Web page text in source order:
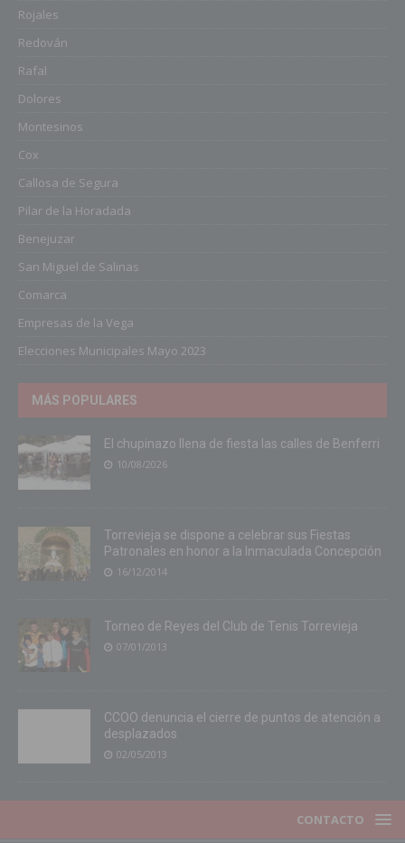
Rojales
Redován
Rafal
Dolores
Montesinos
Cox
Callosa de Segura
Pilar de la Horadada
Benejuzar
San Miguel de Salinas
Comarca
Empresas de la Vega
Elecciones Municipales Mayo 2023
MÁS POPULARES
El chupinazo llena de fiesta las calles de Benferri
10/08/2026
Torrevieja se dispone a celebrar sus Fiestas
Patronales en honor a la Inmaculada Concepción
16/12/2014
Torneo de Reyes del Club de Tenis Torrevieja
07/01/2013
CCOO denuncia el cierre de puntos de atención a
desplazados
02/05/2013
CONTACTO